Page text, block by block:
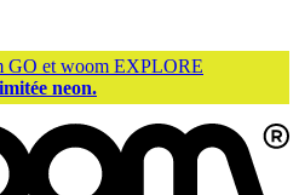
GO et woom EXPLORE
neon.